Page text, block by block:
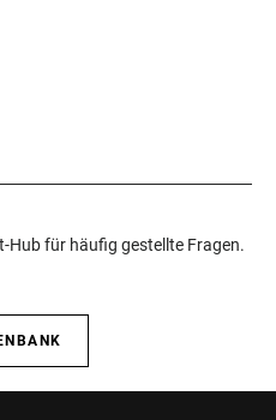
Hub für häufig gestellte Fragen.